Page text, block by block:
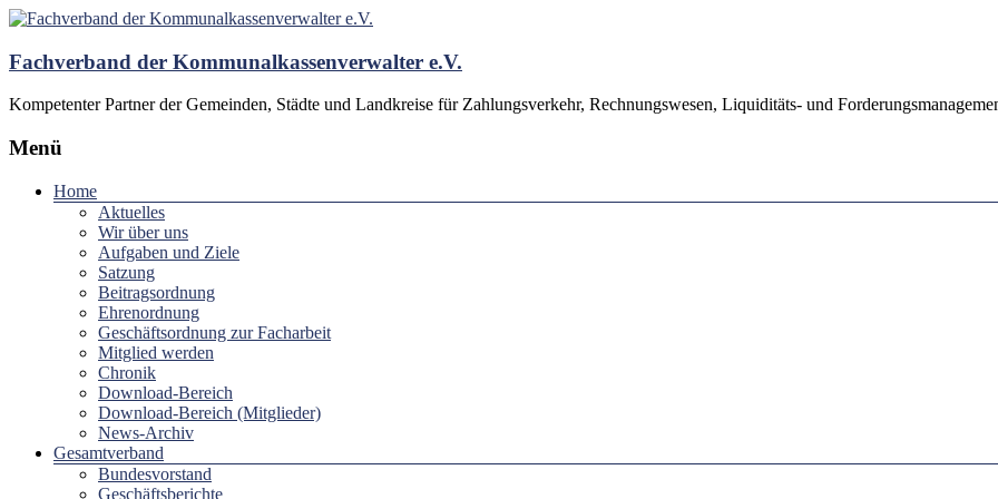
Fachverband der Kommunalkassenverwalter e.V.
Kompetenter Partner der Gemeinden, Städte und Landkreise für Zahlungsverkehr, Rechnungswesen, Liquiditäts- und
Menü
Home
Aktuelles
Wir über uns
Aufgaben und Ziele
Satzung
Beitragsordnung
Ehrenordnung
Geschäftsordnung zur Facharbeit
Mitglied werden
Chronik
Download-Bereich
Download-Bereich (Mitglieder)
News-Archiv
Gesamtverband
Bundesvorstand
Geschäftsberichte